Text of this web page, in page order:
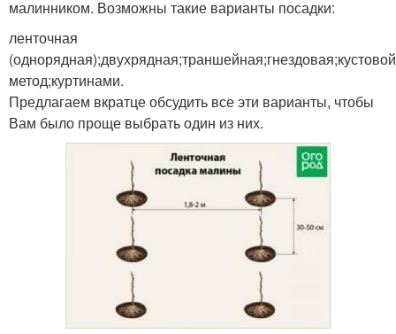
малинником. Возможны такие варианты посадки:
ленточная
(однорядная);двухрядная;траншейная;гнездовая;кустовой
метод;куртинами.
Предлагаем вкратце обсудить все эти варианты, чтобы
Вам было проще выбрать один из них.